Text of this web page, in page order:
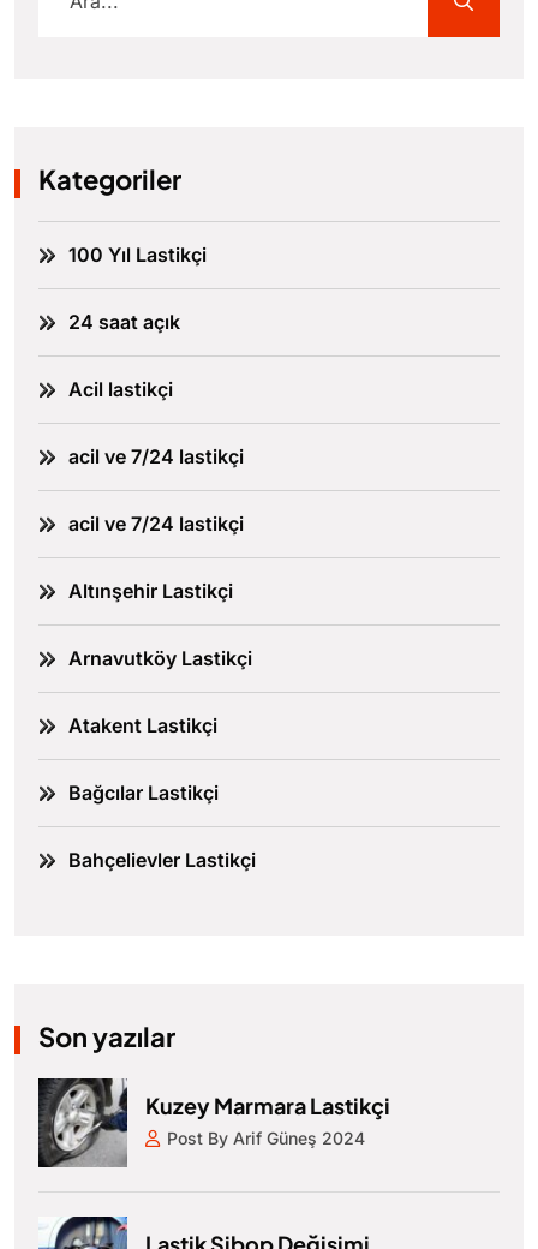
Kategoriler
100 Yıl Lastikçi
24 saat açık
Acil lastikçi
acil ve 7/24 lastikçi
acil ve 7/24 lastikçi
Altınşehir Lastikçi
Arnavutköy Lastikçi
Atakent Lastikçi
Bağcılar Lastikçi
Bahçelievler Lastikçi
Son yazılar
Kuzey Marmara Lastikçi
Post By Arif Güneş 2024